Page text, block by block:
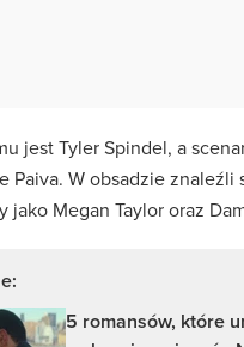
jest Tyler Spindel, a
Paiva. W obsadzie znaleźli
jako Megan Taylor oraz
5 romansów, które